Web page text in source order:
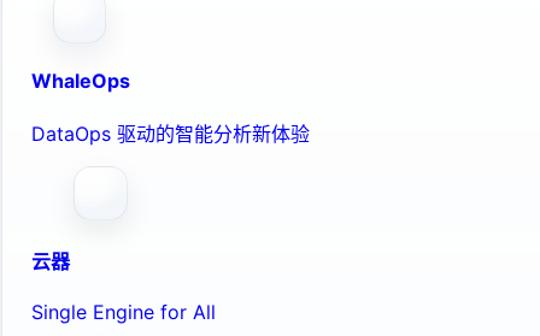
WhaleOps
DataOps 驱动的智能分析新体验
云器
Single Engine for All